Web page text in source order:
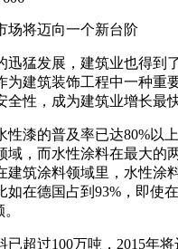
场将迈向一个新台阶
迅猛发展，建筑业也得到
为建筑装饰工程中一种重
全性，成为建筑业增长最
性漆的普及率已达80%以
域，而水性涂料在最大的
建筑涂料领域里，水性涂
如在德国占到93%，即使
超过100万吨，2015年将